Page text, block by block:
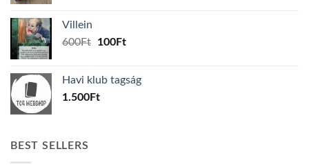
Villein
600Ft
Original
600Ft.
100FtCurrent
100Ft.
Havi klub tagság
1.500Ft
BEST SELLERS